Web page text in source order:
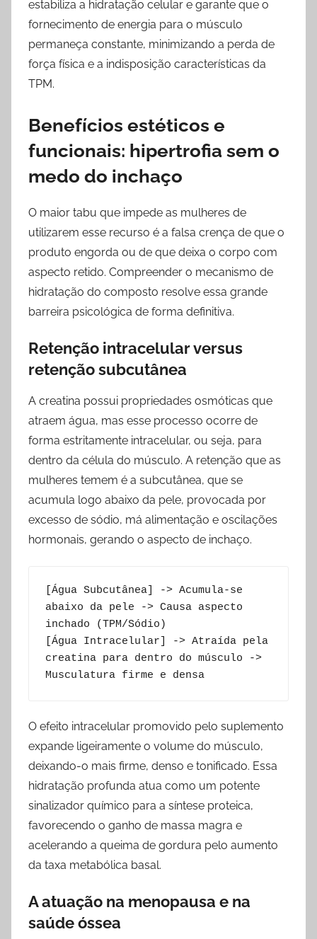
estabiliza a hidratação celular e garante que o
fornecimento de energia para o músculo
permaneça constante, minimizando a perda de
força física e a indisposição características da
TPM.
Benefícios estéticos e
funcionais: hipertrofia sem o
medo do inchaço
O maior tabu que impede as mulheres de
utilizarem esse recurso é a falsa crença de que o
produto engorda ou de que deixa o corpo com
aspecto retido. Compreender o mecanismo de
hidratação do composto resolve essa grande
barreira psicológica de forma definitiva.
Retenção intracelular versus
retenção subcutânea
A creatina possui propriedades osmóticas que
atraem água, mas esse processo ocorre de
forma estritamente intracelular, ou seja, para
dentro da célula do músculo. A retenção que as
mulheres temem é a subcutânea, que se
acumula logo abaixo da pele, provocada por
excesso de sódio, má alimentação e oscilações
hormonais, gerando o aspecto de inchaço.
[Água Subcutânea] -> Acumula-se
abaixo da pele -> Causa aspecto
inchado (TPM/Sódio)
[Água Intracelular] -> Atraída pela
creatina para dentro do músculo ->
Musculatura firme e densa
O efeito intracelular promovido pelo suplemento
expande ligeiramente o volume do músculo,
deixando-o mais firme, denso e tonificado. Essa
hidratação profunda atua como um potente
sinalizador químico para a síntese proteica,
favorecendo o ganho de massa magra e
acelerando a queima de gordura pelo aumento
da taxa metabólica basal.
A atuação na menopausa e na
saúde óssea